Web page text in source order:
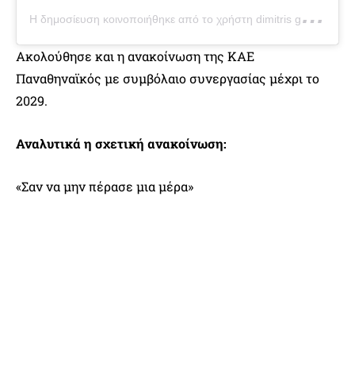
Η
δημοσίευση κοινοποιήθηκε από το χρήστη dimitris giannakopoulos (@dpg7000)
Ακολούθησε και η ανακοίνωση της ΚΑΕ
Παναθηναϊκός με συμβόλαιο συνεργασίας μέχρι το
2029.
Αναλυτικά η σχετική ανακοίνωση:
«Σαν να μην πέρασε μια μέρα»